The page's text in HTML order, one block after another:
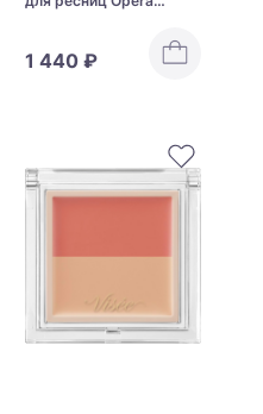
1 440 ₽